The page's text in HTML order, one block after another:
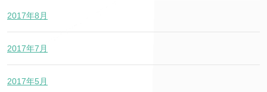
2017年8月
2017年7月
2017年5月